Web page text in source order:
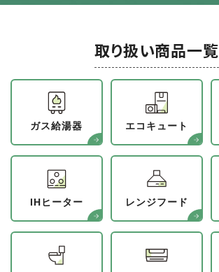
取り扱い商品一覧
ガス給湯器 エコキュート
IHヒーター レンジフード